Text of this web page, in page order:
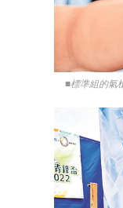
■標準組的氣